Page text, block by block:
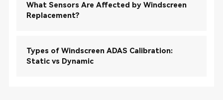
What Sensors Are Affected by Windscreen
Replacement?
Types of Windscreen ADAS Calibration:
Static vs Dynamic